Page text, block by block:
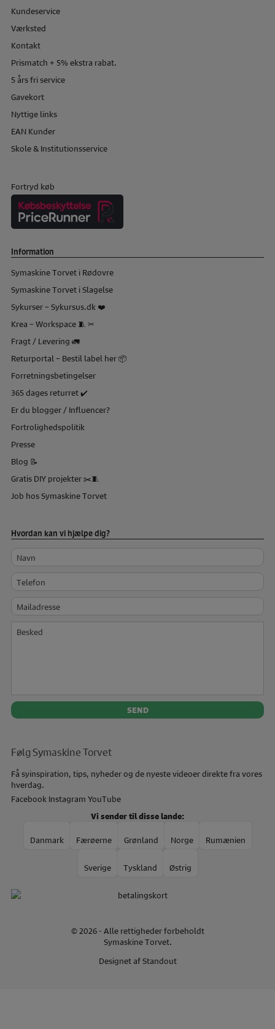
Kundeservice
Værksted
Kontakt
Prismatch + 5% ekstra rabat.
5 års fri service
Gavekort
Nyttige links
EAN Kunder
Skole & Institutionsservice
Fortryd køb
Information
Symaskine Torvet i Rødovre
Symaskine Torvet i Slagelse
Sykurser – Sykursus.dk ❤️
Krea – Workspace 🧵 ✂
Fragt / Levering 🚛
Returportal – Bestil label her 📦
Forretningsbetingelser
365 dages returret ✔️
Er du blogger / Influencer?
Fortrolighedspolitik
Presse
Blog 📝
Gratis DIY projekter ✂️🧵
Job hos Symaskine Torvet
Hvordan kan vi hjælpe dig?
Navn
Telefon
Mailadresse
Besked
Følg Symaskine Torvet
Få syinspiration, tips, nyheder og de nyeste videoer direkte fra vores
hverdag.
Facebook Instagram YouTube
Vi sender til disse lande:
Danmark Færøerne Grønland Norge Rumænien
Sverige Tyskland Østrig
© 2026 - Alle rettigheder forbeholdt
Symaskine Torvet.
Designet afStandout